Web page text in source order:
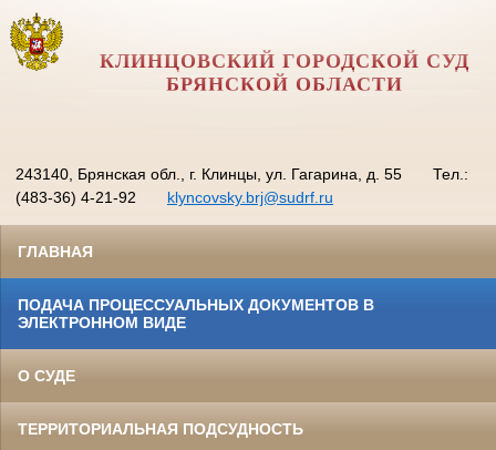
КЛИНЦОВСКИЙ ГОРОДСКОЙ СУД
БРЯНСКОЙ ОБЛАСТИ
243140, Брянская обл., г. Клинцы, ул. Гагарина, д. 55
Тел.:
(483-36) 4-21-92
klyncovsky.brj@sudrf.ru
ГЛАВНАЯ
ПОДАЧА ПРОЦЕССУАЛЬНЫХ ДОКУМЕНТОВ В
ЭЛЕКТРОННОМ ВИДЕ
О СУДЕ
ТЕРРИТОРИАЛЬНАЯ ПОДСУДНОСТЬ